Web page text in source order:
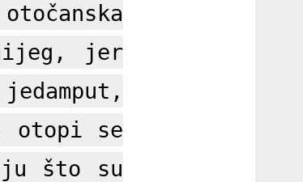
jer
otopi se
što su